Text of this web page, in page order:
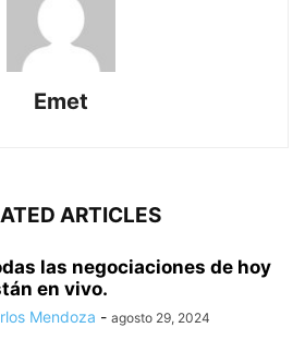
Emet
ARTICLES
las negociaciones de hoy
en vivo.
Mendoza - agosto 29, 2024